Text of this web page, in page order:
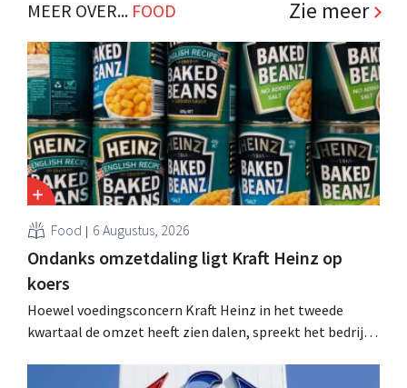
MEER OVER... FOOD Zie meer
Food 6 Augustus, 2026
Ondanks omzetdaling ligt Kraft Heinz op
koers
Hoewel voedingsconcern Kraft Heinz in het tweede
kwartaal de omzet heeft zien dalen, spreekt het bedrijf
multinational verhoogt de investeringen en de